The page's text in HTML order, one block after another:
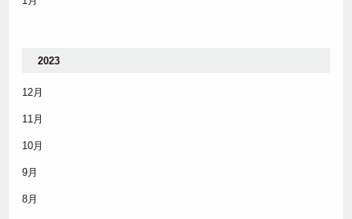
2023
12月
11月
10月
9月
8月